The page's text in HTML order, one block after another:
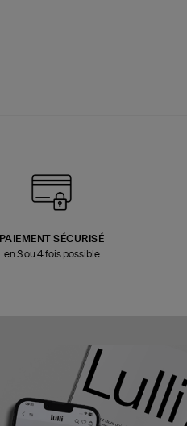
PAIEMENT SÉCURISÉ
en 3 ou 4 fois possible